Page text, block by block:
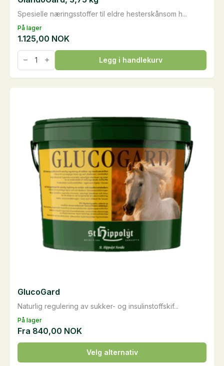
På lager
Spesielle næringsstoffer til eldre hesterskånsom h...
1.125,00 NOK
GlandoGard,
3,75
kg
antall
Legg i handlekurv
På lager
Naturlig regulering av sukker- og insulinstoffskif...
GlucoGard
Fra 840,00 NOK
Velg alternativ
Dette
produktet